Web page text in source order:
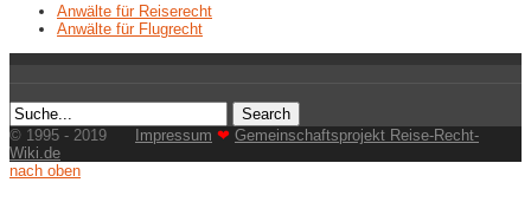
Anwälte für Reiserecht
Anwälte für Flugrecht
© 1995 - 2019 Impressum ❤ Gemeinschaftsprojekt Reise-Recht-
Wiki.de
nach oben